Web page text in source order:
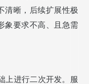
清晰，后续扩展性极
象要求不高、且急需
上进行二次开发。服